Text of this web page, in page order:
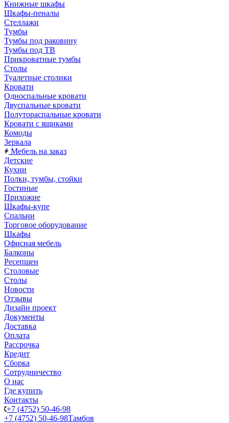
Книжные шкафы
Шкафы-пеналы
Стеллажи
Тумбы
Тумбы под раковину
Тумбы под ТВ
Прикроватные тумбы
Столы
Туалетные столики
Кровати
Односпальные кровати
Двуспальные кровати
Полутораспальные кровати
Кровати с ящиками
Комоды
Зеркала
Мебель на заказ
Детские
Кухни
Полки, тумбы, стойки
Гостиные
Прихожие
Шкафы-купе
Спальни
Торговое оборудование
Шкафы
Офисная мебель
Балконы
Ресепшен
Столовые
Столы
Новости
Отзывы
Дизайн проект
Документы
Доставка
Оплата
Рассрочка
Кредит
Сборка
Сотрудничество
О нас
Где купить
Контакты
+7 (4752) 50-46-98
+7 (4752) 50-46-98Тамбов